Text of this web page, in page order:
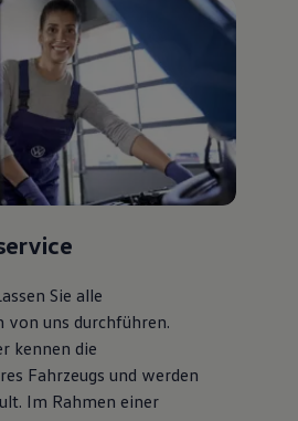
Sie alle
von uns durchführen.
kennen die
Fahrzeugs und werden
Im Rahmen einer